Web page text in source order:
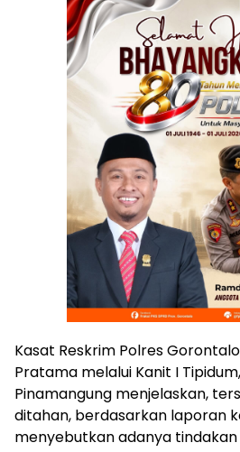
Kasat Reskrim Polres
Pratama melalui Kanit I
Pinamangung menjelaskan,
ditahan, berdasarkan laporan
menyebutkan adanya